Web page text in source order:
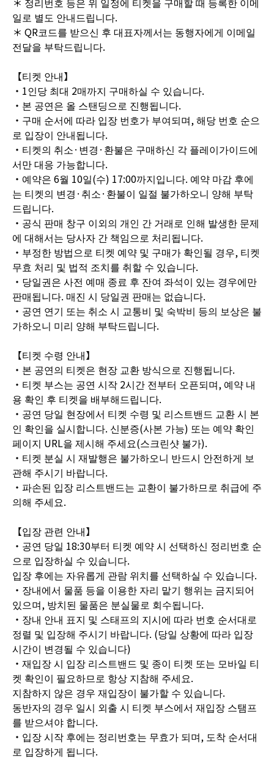
일로 별도 안내드립니다.
＊ QR코드를 받으신 후 대표자께서는 동행자에게 이메일
전달을 부탁드립니다.
【티켓 안내】
・1인당 최대 2매까지 구매하실 수 있습니다.
・본 공연은 올 스탠딩으로 진행됩니다.
・구매 순서에 따라 입장 번호가 부여되며, 해당 번호 순으
로 입장이 안내됩니다.
・티켓의 취소·변경·환불은 구매하신 각 플레이가이드에
서만 대응 가능합니다.
・예약은 6월 10일(수) 17:00까지입니다. 예약 마감 후에
는 티켓의 변경·취소·환불이 일절 불가하오니 양해 부탁
드립니다.
・공식 판매 창구 이외의 개인 간 거래로 인해 발생한 문제
에 대해서는 당사자 간 책임으로 처리됩니다.
・부정한 방법으로 티켓 예약 및 구매가 확인될 경우, 티켓
무효 처리 및 법적 조치를 취할 수 있습니다.
・당일권은 사전 예매 종료 후 잔여 좌석이 있는 경우에만
판매됩니다. 매진 시 당일권 판매는 없습니다.
・공연 연기 또는 취소 시 교통비 및 숙박비 등의 보상은 불
가하오니 미리 양해 부탁드립니다.
【티켓 수령 안내】
・본 공연의 티켓은 현장 교환 방식으로 진행됩니다.
・티켓 부스는 공연 시작 2시간 전부터 오픈되며, 예약 내
용 확인 후 티켓을 배부해드립니다.
・공연 당일 현장에서 티켓 수령 및 리스트밴드 교환 시 본
인 확인을 실시합니다. 신분증(사본 가능) 또는 예약 확인
페이지 URL을 제시해 주세요(스크린샷 불가).
・티켓 분실 시 재발행은 불가하오니 반드시 안전하게 보
관해 주시기 바랍니다.
・파손된 입장 리스트밴드는 교환이 불가하므로 취급에 주
의해 주세요.
【입장 관련 안내】
・공연 당일 18:30부터 티켓 예약 시 선택하신 정리번호 순
으로 입장하실 수 있습니다.
입장 후에는 자유롭게 관람 위치를 선택하실 수 있습니다.
・장내에서 물품 등을 이용한 자리 맡기 행위는 금지되어
있으며, 방치된 물품은 분실물로 회수됩니다.
・장내 안내 표지 및 스태프의 지시에 따라 번호 순서대로
정렬 및 입장해 주시기 바랍니다. (당일 상황에 따라 입장
시간이 변경될 수 있습니다)
・재입장 시 입장 리스트밴드 및 종이 티켓 또는 모바일 티
켓 확인이 필요하므로 항상 지참해 주세요.
지참하지 않은 경우 재입장이 불가할 수 있습니다.
동반자의 경우 일시 외출 시 티켓 부스에서 재입장 스탬프
를 받으셔야 합니다.
・입장 시작 후에는 정리번호는 무효가 되며, 도착 순서대
로 입장하게 됩니다.